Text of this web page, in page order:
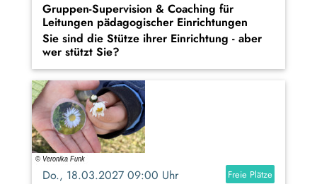
Gruppen-Supervision & Coaching für
Leitungen pädagogischer Einrichtungen
Sie sind die Stütze ihrer Einrichtung - aber
wer stützt Sie?
Do., 18.03.2027 09:00 Uhr
Freie Plätze